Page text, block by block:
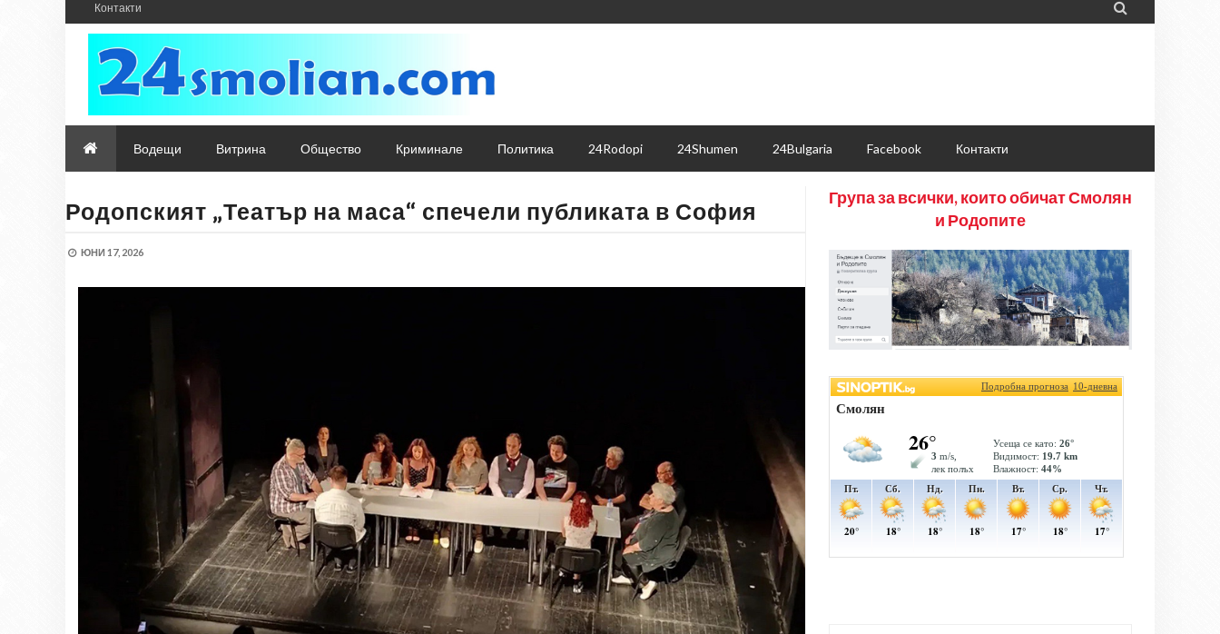
Контакти 
Водещи Витрина Общество Криминале Политика 24Rodopi 24Shumen 24Bulgaria Facebook Контакти
Родопският „Театър на маса“ спечели публиката в София
ЮНИ 17, 2026
Група за всички, които обичат Смолян
и Родопите